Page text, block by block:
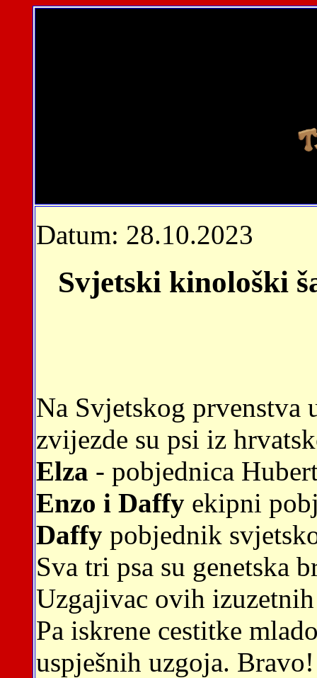
Datum: 28.10.2023
Svjetski kinološki
Na Svjetskog prvenstva
zvijezde su psi iz
Elza - pobjednica
Enzo i Daffyekipni
Daffypobjednik
Sva tri psa su genetska
Uzgajivac ovih
Pa iskrene cestitke
uspješnih uzgoja. Bravo!